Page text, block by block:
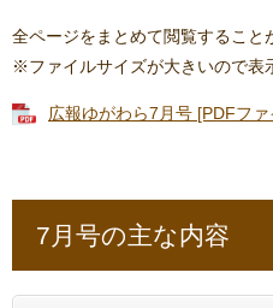
全ページをまとめて閲覧すること
※ファイルサイズが大きいので表
広報ゆがわら7月号 [PDFフ
7月号の主な内容